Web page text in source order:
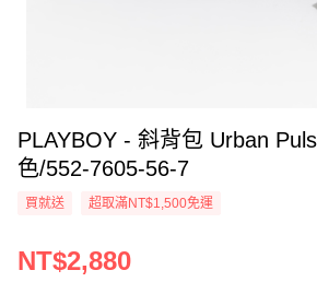
PLAYBOY - 斜背包 Urban Pulse系列 - 藍
色/552-7605-56-7
買就送 超取滿NT$1,500免運
NT$2,880